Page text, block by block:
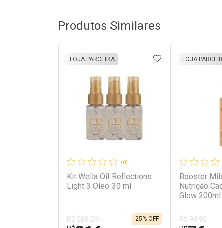
Produtos Similares
(0)
Kit Wella Oil Reflections
Light 3 Oleo 30 ml
LOJA PARCEIRA
R$ 289,20
25% OFF
ADICIONAR
Booster
Nutrição
Glow
LOJA
R$ 99,90